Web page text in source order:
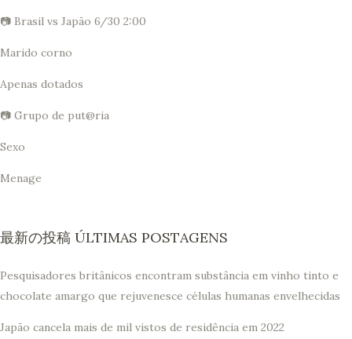
📷 Brasil vs Japão 6/30 2:00
Marido corno
Apenas dotados
📷 Grupo de put@ria
Sexo
Menage
最新の投稿 ÚLTIMAS POSTAGENS
Pesquisadores britânicos encontram substância em vinho tinto e
chocolate amargo que rejuvenesce células humanas envelhecidas
Japão cancela mais de mil vistos de residência em 2022